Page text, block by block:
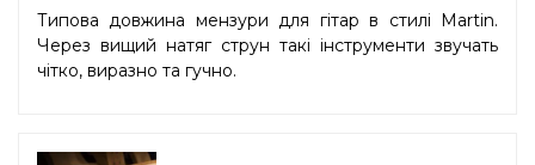
Типова довжина мензури для гітар в стилі Martin.
Через вищий натяг струн такі інструменти звучать
чітко, виразно та гучно.